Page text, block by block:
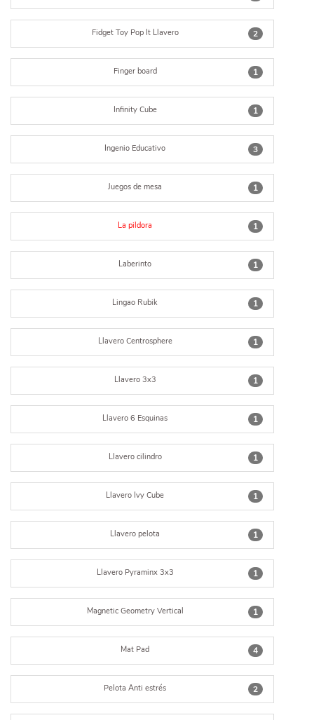
2
Fidget Toy Pop It Llavero
1
Finger board
1
Infinity Cube
3
Ingenio Educativo
1
Juegos de mesa
1
La pildora
1
Laberinto
1
Lingao Rubik
1
Llavero Centrosphere
1
Llavero 3x3
1
Llavero 6 Esquinas
1
Llavero cilindro
1
Llavero Ivy Cube
1
Llavero pelota
1
Llavero Pyraminx 3x3
1
Magnetic Geometry Vertical
4
Mat Pad
2
Pelota Anti estrés